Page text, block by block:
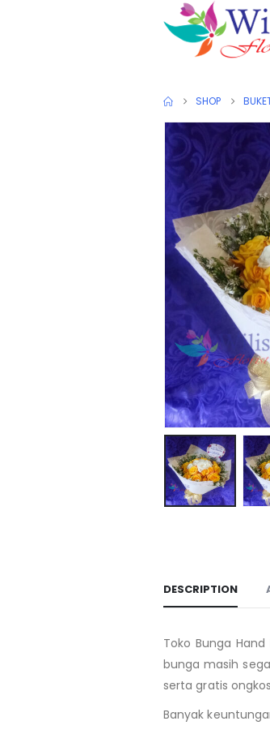
SHOP
DESCRIPTION
Toko Bunga
bunga masih
serta gratis
Banyak